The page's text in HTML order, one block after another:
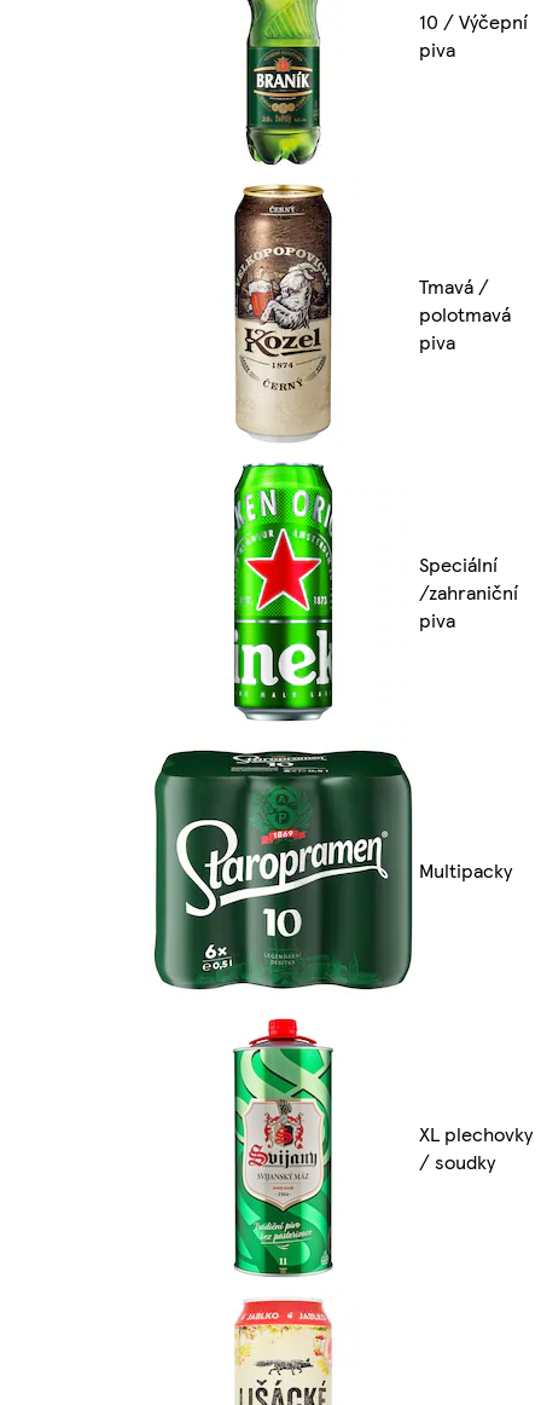
10 / Výčepní
piva
Tmavá /
polotmavá
piva
Speciální
/zahraniční
piva
Multipacky
XL plechovky
/ soudky